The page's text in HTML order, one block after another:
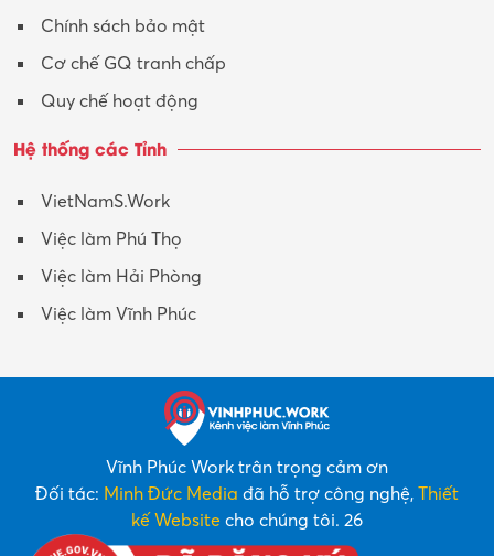
Y tế-Dược
Chính sách bảo mật
Cơ chế GQ tranh chấp
Quy chế hoạt động
Hệ thống các Tỉnh
VietNamS.Work
Việc làm Phú Thọ
Việc làm Hải Phòng
Việc làm Vĩnh Phúc
Vĩnh Phúc Work trân trọng cảm ơn
Đối tác: Minh Đức Media đã hỗ trợ công nghệ, Thiết
kế Website cho chúng tôi. 26